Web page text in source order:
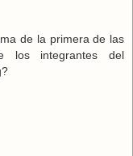
de la primera de las
los integrantes del